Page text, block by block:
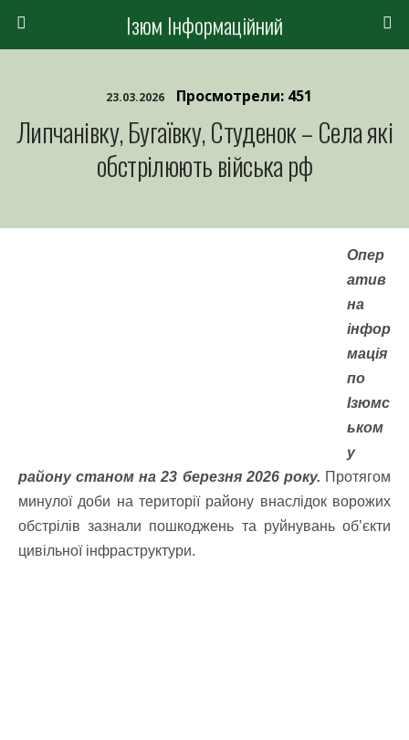
Ізюм Інформаційний
23.03.2026 Просмотрели: 451
Липчанівку, Бугаївку, Студенок – Села які
обстрілюють війська рф
Опер
атив
на
інфор
мація
по
Ізюмс
ьком
у
району станом на 23 березня 2026 року. Протягом
минулої доби на території району внаслідок ворожих
обстрілів зазнали пошкоджень та руйнувань об’єкти
цивільної інфраструктури.